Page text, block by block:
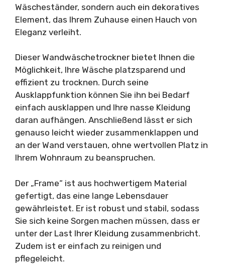
Wäscheständer, sondern auch ein dekoratives
Element, das Ihrem Zuhause einen Hauch von
Eleganz verleiht.
Dieser Wandwäschetrockner bietet Ihnen die
Möglichkeit, Ihre Wäsche platzsparend und
effizient zu trocknen. Durch seine
Ausklappfunktion können Sie ihn bei Bedarf
einfach ausklappen und Ihre nasse Kleidung
daran aufhängen. Anschließend lässt er sich
genauso leicht wieder zusammenklappen und
an der Wand verstauen, ohne wertvollen Platz in
Ihrem Wohnraum zu beanspruchen.
Der „Frame“ ist aus hochwertigem Material
gefertigt, das eine lange Lebensdauer
gewährleistet. Er ist robust und stabil, sodass
Sie sich keine Sorgen machen müssen, dass er
unter der Last Ihrer Kleidung zusammenbricht.
Zudem ist er einfach zu reinigen und
pflegeleicht.